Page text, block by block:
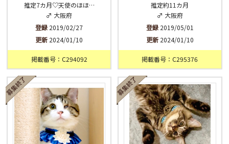
推定7カ月♡天使のほほ…
♂ 大阪府
登録 2019/02/27
更新 2024/01/10
掲載番号：C294092
推定約11カ月
♂ 大阪府
登録2019/05/01
更新2024/01/10
掲載番号：C295376